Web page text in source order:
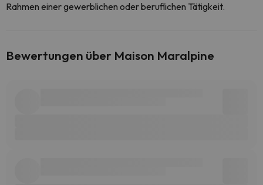
Rahmen einer gewerblichen oder beruflichen Tätigkeit.
Bewertungen über Maison Maralpine